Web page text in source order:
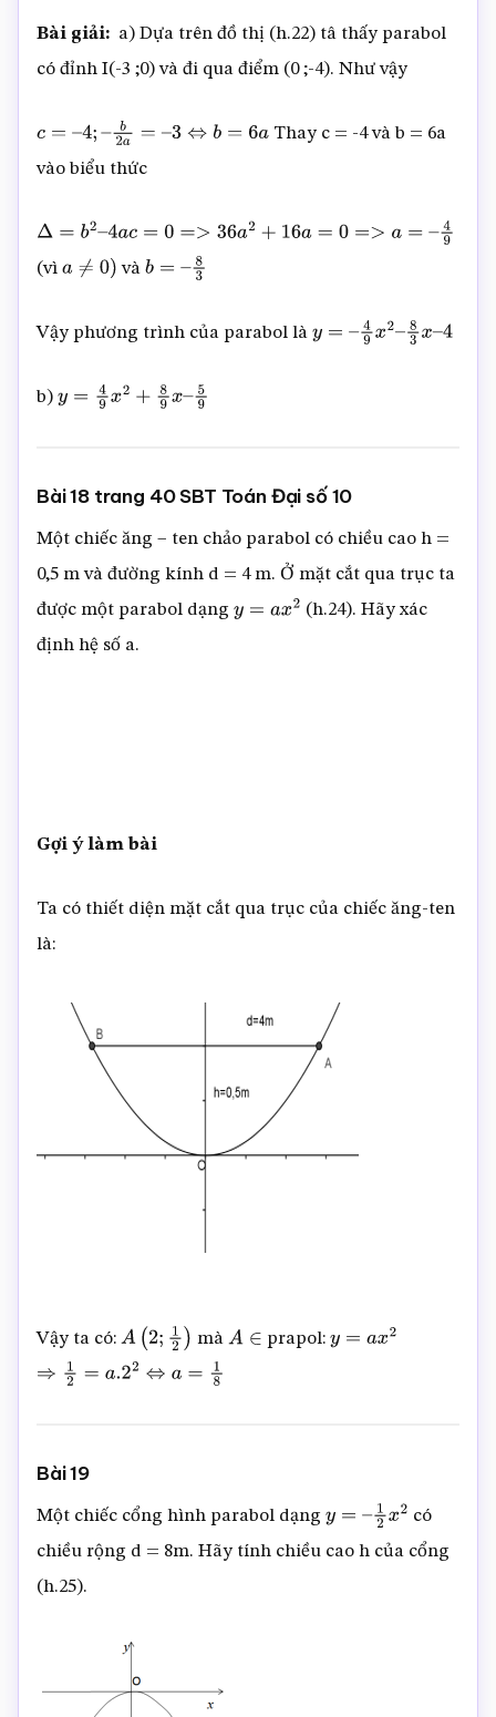
Bài giải: a) Dựa trên đồ thị (h.22) tâ thấy parabol
có đỉnh I(-3 ;0) và đi qua điểm (0 ;-4). Như vậy
c =– –b a= –3⇔ b =6
Thay c = -4 và b = 6a
vào biểu thức
Δ=b 2– c=0 =>36a2 +16a= =>a= –4 9
(vì a ≠0 vàb =– 3
Vậy phương trình của parabol là y =– x 2– x –4
b) y =4 x 2+ 9 –59
Bài 18 trang 40 SBT Toán Đại số 10
Một chiếc ăng – ten chảo parabol có chiều cao h =
0,5 m và đường kính d = 4 m. Ở mặt cắt qua trục ta
được một parabol dạng y =a x2
(h.24). Hãy xác
định hệ số a.
Gợi ý làm bài
Ta có thiết diện mặt cắt qua trục của chiếc ăng-ten
là:
Vậy ta có: A( 2;1 ) mà A∈ prapol: y =a x2
⇒
2= a.22⇔ =1 8
Bài 19
Một chiếc cổng hình parabol dạng y =– x 2
có
chiều rộng d = 8m. Hãy tính chiều cao h của cổng
(h.25).